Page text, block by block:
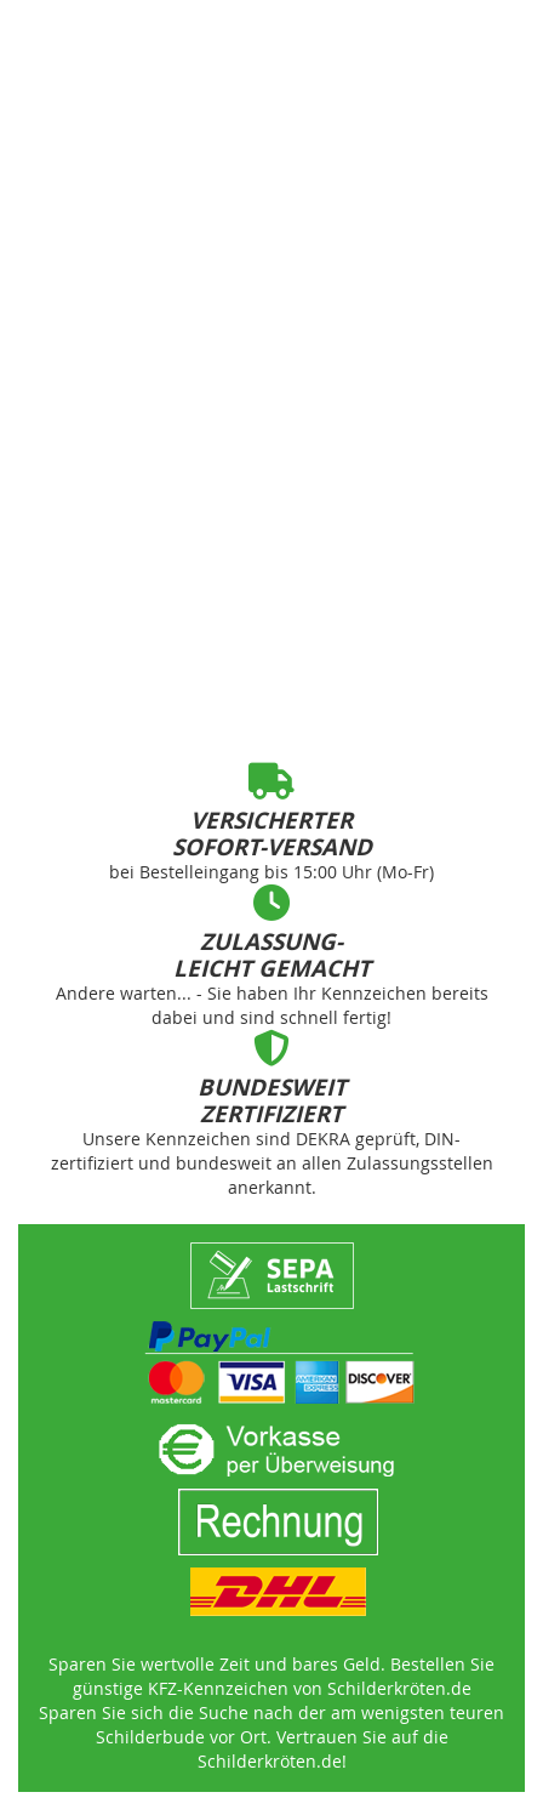
VERSICHERTER
SOFORT-VERSAND
bei Bestelleingang bis 15:00 Uhr (Mo-Fr)
ZULASSUNG-
LEICHT GEMACHT
Andere warten... - Sie haben Ihr Kennzeichen bereits
dabei und sind schnell fertig!
BUNDESWEIT
ZERTIFIZIERT
Unsere Kennzeichen sind DEKRA geprüft, DIN-
zertifiziert und bundesweit an allen Zulassungsstellen
anerkannt.
Sparen Sie wertvolle Zeit und bares Geld. Bestellen Sie
günstige KFZ-Kennzeichen von Schilderkröten.de
Sparen Sie sich die Suche nach der am wenigsten teuren
Schilderbude vor Ort. Vertrauen Sie auf die
Schilderkröten.de!